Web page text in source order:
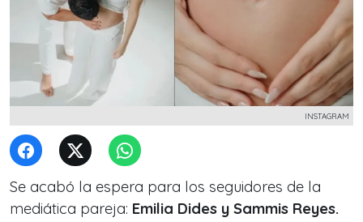
INSTAGRAM
Se acabó la espera para los seguidores de la
mediática pareja: Emilia Dides y Sammis Reyes.